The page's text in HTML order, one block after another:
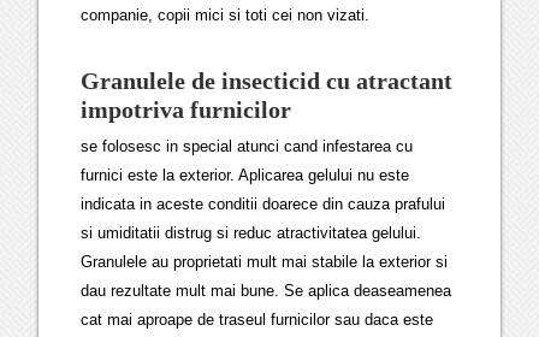
companie, copii mici si toti cei non vizati.
Granulele de insecticid cu atractant
impotriva furnicilor
se folosesc in special atunci cand infestarea cu
furnici este la exterior. Aplicarea gelului nu este
indicata in aceste conditii doarece din cauza prafului
si umiditatii distrug si reduc atractivitatea gelului.
Granulele au proprietati mult mai stabile la exterior si
dau rezultate mult mai bune. Se aplica deaseamenea
cat mai aproape de traseul furnicilor sau daca este